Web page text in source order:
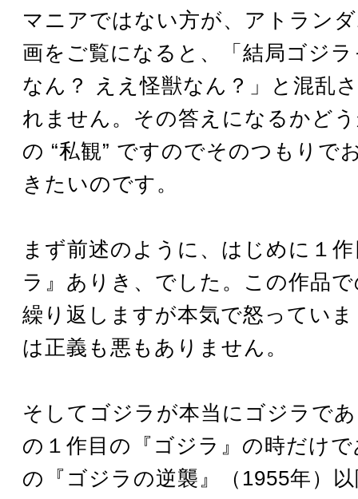
マニアではない方が、アトラン
画をご覧になると、「結局ゴジ
なん？ ええ怪獣なん？」と混乱
れません。その答えになるかど
の “私観” ですのでそのつもりで
きたいのです。
まず前述のように、はじめに１
ラ』ありき、でした。この作品
繰り返しますが本気で怒ってい
は正義も悪もありません。
そしてゴジラが本当にゴジラで
の１作目の『ゴジラ』の時だけ
の『ゴジラの逆襲』（1955年）